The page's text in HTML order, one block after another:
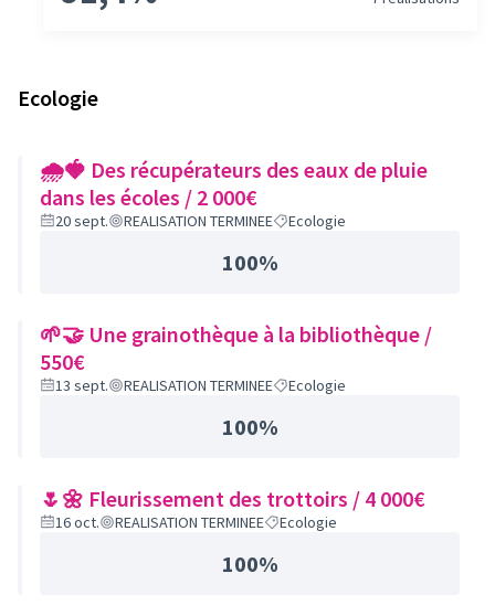
Ecologie
🌧🍓 Des récupérateurs des eaux de pluie
dans les écoles / 2 000€
20 sept. REALISATION TERMINEE Ecologie
100%
🌱🤝 Une grainothèque à la bibliothèque /
550€
13 sept. REALISATION TERMINEE Ecologie
100%
🌷🌼 Fleurissement des trottoirs / 4 000€
16 oct. REALISATION TERMINEE Ecologie
100%